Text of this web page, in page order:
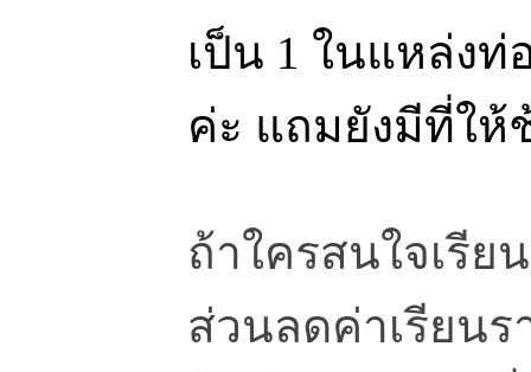
เป็น 1 ในแหล่ง
ค่ะ แถมยังมีที่ให้
ถ้าใครสนใจเรีย
ส่วนลดค่าเรียนร